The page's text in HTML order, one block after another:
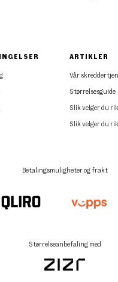
ARTIKLER
Vår
Størrelsesguide
Slik velger du
Slik velger du
Betalingsmuligheter og frakt
Størrelseanbefaling med